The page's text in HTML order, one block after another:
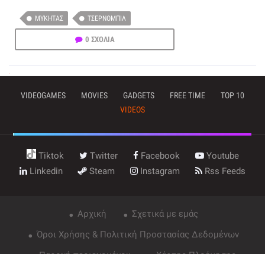
ΜΎΚΗΤΑΣ ΤΣΕΡΝΌΜΠΙΛ
0 ΣΧΟΛΙΑ
VIDEOGAMES MOVIES GADGETS FREE TIME
TOP 10
VIDEOS
Tiktok Twitter Facebook
Youtube
Linkedin
Steam Instagram Rss Feeds
Αρχική
Σχετικά με εμάς
Όροι Χρήσης & Πολιτική Προστασίας Δεδομένων